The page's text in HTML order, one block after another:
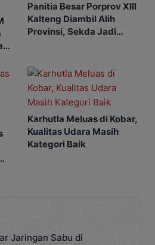
Panitia Besar Porprov Xlll
Kalteng Diambil Alih
Provinsi, Sekda Jadi
Karhutla Meluas di Kobar,
Kualitas Udara Masih
Kategori Baik
Jaringan Sabu di